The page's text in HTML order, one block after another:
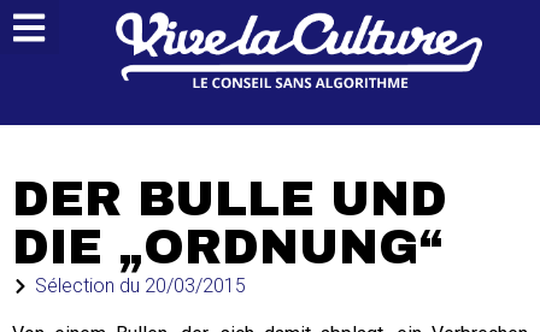
DER BULLE UND
DIE „ORDNUNG“
Sélection du 20/03/2015